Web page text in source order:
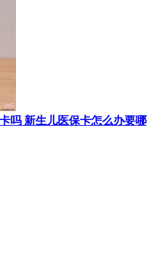
吗 新生儿医保卡怎么办要哪